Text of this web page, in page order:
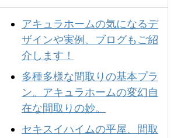
アキュラホームの気になるデ
ザインや実例、ブログもご紹
介します！
多種多様な間取りの基本プラ
ン。アキュラホームの変幻自
在な間取りの妙。
セキスイハイムの平屋、間取